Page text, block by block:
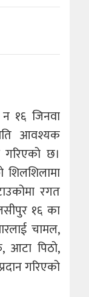
१६ जिनवा
आवश्यक
गरिएको छ।
शिलशिलामा
रगत
१६ का
चामल,
आटा पिठो,
गरिएको